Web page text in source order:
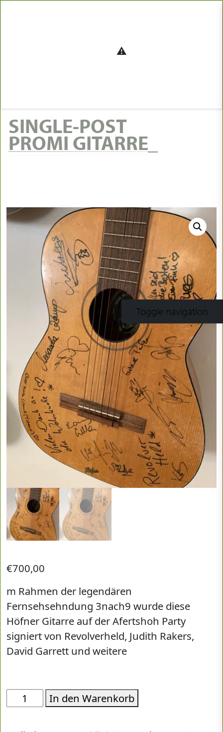
Toggle navigation
SINGLE-POST
PROMI GITARRE
€700,00
m Rahmen der legendären
Fernsehsehndung 3nach9 wurde diese
Höfner Gitarre auf der Afertshoh Party
signiert von Revolverheld, Judith Rakers,
David Garrett und weitere
Promi
Gitarre
In den Warenkorb